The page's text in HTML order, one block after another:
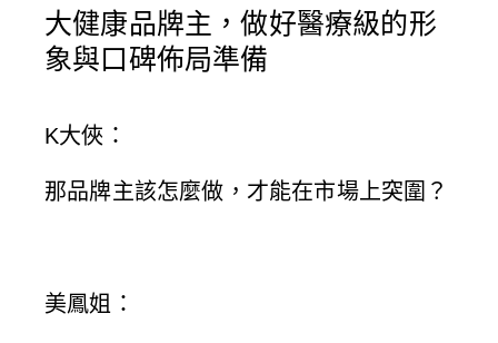
大健康品牌主，做好醫療級的形
象與口碑佈局準備
K大俠 ：
那品牌主該怎麼做，才能在市場上突圍？
美鳳姐 ：